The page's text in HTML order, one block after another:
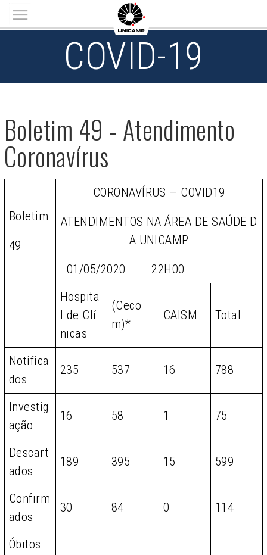
Main menu
COVID-19
Boletim 49 - Atendimento
Coronavírus
Boletim
49
CORONAVÍRUS – COVID19
ATENDIMENTOS NA ÁREA DE SAÚDE D
A UNICAMP
01/05/2020 22H00
Hospita
l de Clí
nicas
(Ceco
m)*
CAISM Total
Notifica
dos
235 537 16 788
Investig
ação
16 58 1 75
Descart
ados
189 395 15 599
Confirm
ados
30 84 0 114
Óbitos